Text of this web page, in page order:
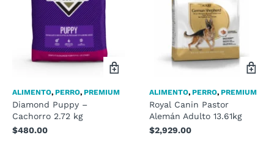
ALIMENTO, PERRO, PREMIUM
Diamond Puppy –
Cachorro 2.72 kg
$480.00
ALIMENTO, PERRO, PREMIUM
Royal Canin Pastor
Alemán Adulto 13.61kg
$2,929.00